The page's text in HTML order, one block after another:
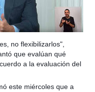
no flexibilizarlos",
que evalúan qué
a la evaluación del
este miércoles que a